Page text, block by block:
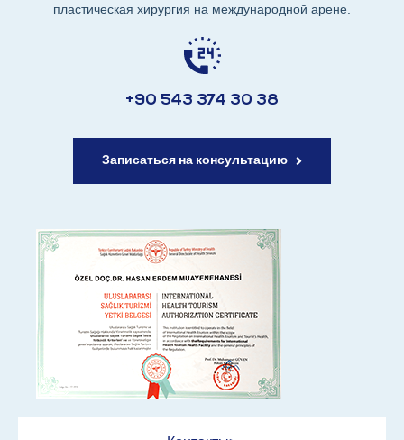
пластическая хирургия на международной арене.
+90 543 374 30 38
Записаться на консультацию